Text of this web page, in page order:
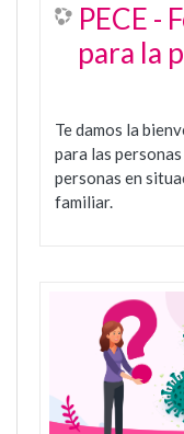
PECE -
para la
Te damos la
para las
personas en
familiar.